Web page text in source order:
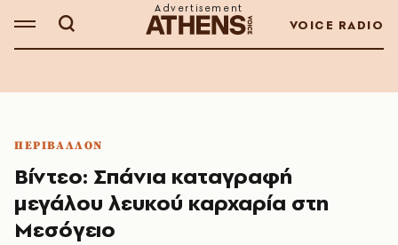
VOICE RADIO
ΠΕΡΙΒΑΛΛΟΝ
Βίντεο: Σπάνια καταγραφή
μεγάλου λευκού καρχαρία στη
Μεσόγειο